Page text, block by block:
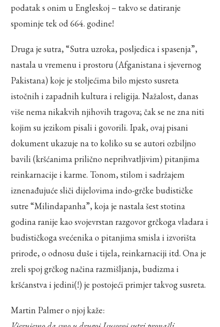
podatak s onim u Engleskoj – takvo se datiranje
spominje tek od 664. godine!
Druga je sutra, “Sutra uzroka, posljedica i spasenja”,
nastala u vremenu i prostoru (Afganistana i sjevernog
Pakistana) koje je stoljećima bilo mjesto susreta
istočnih i zapadnih kultura i religija. Nažalost, danas
više nema nikakvih njihovih tragova; čak se ne zna niti
kojim su jezikom pisali i govorili. Ipak, ovaj pisani
dokument ukazuje na to koliko su se autori ozbiljno
bavili (kršćanima prilično neprihvatljivim) pitanjima
reinkarnacije i karme. Tonom, stilom i sadržajem
iznenađujuće sliči dijelovima indo-grčke budističke
sutre “Milindapanha”, koja je nastala šest stotina
godina ranije kao svojevrstan razgovor grčkoga vladara i
budističkoga svećenika o pitanjima smisla i izvorišta
prirode, o odnosu duše i tijela, reinkarnaciji itd. Ona je
zreli spoj grčkog načina razmišljanja, budizma i
kršćanstva i jedini(!) je postojeći primjer takvog susreta.
Martin Palmer o njoj kaže: